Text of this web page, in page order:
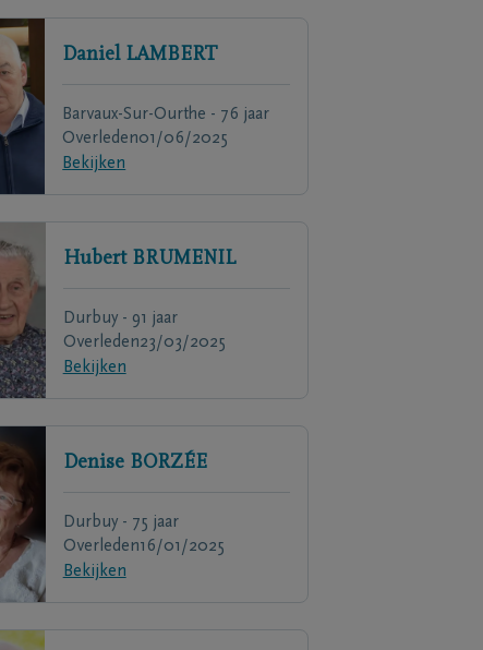
Daniel LAMBERT
Barvaux-Sur-Ourthe - 76 jaar
Overleden01/06/2025
Bekijken
Hubert BRUMENIL
Durbuy - 91 jaar
Overleden23/03/2025
Bekijken
Denise BORZÉE
Durbuy - 75 jaar
Overleden16/01/2025
Bekijken